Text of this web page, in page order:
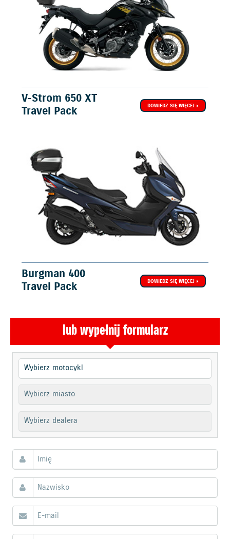
V-Strom 650 XT
Travel Pack
DOWIEDZ SIĘ WIĘCEJ
Burgman 400
Travel Pack
DOWIEDZ SIĘ WIĘCEJ
lub wypełnij formularz